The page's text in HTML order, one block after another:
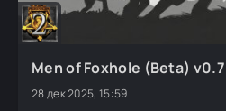
Men of Foxhole (Beta) v0.7
28 дек 2025, 15:59